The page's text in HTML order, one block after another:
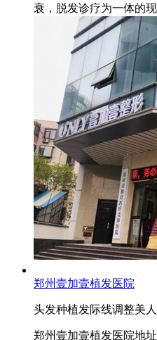
衰，脱发诊疗为一体的
郑州壹加壹植发医院
头发种植发际线调整美
郑州壹加壹植发医院地